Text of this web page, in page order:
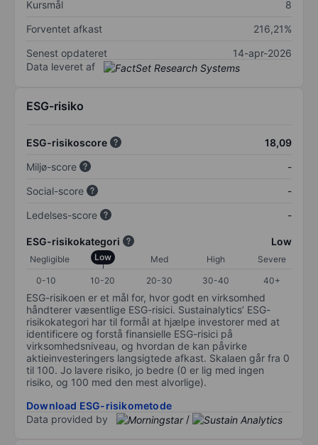
Kursmål
8
Forventet afkast
216,21%
Senest opdateret
14-apr-2026
Data leveret af
ESG-risiko
ESG-risikoscore
18,09
Miljø-score
-
Social-score
-
Ledelses-score
-
ESG-risikokategori Low
Negligible Low Med High
Severe
0-10
10-20 20-30 30-40 40+
ESG-risikoen er et mål for, hvor godt en virksomhed
håndterer væsentlige ESG-risici. Sustainalytics’ ESG-
risikokategori har til formål at hjælpe investorer med at
identificere og forstå finansielle ESG-risici på
virksomhedsniveau, og hvordan de kan påvirke
aktieinvesteringers langsigtede afkast. Skalaen går fra 0
til 100. Jo lavere risiko, jo bedre (0 er lig med ingen
risiko, og 100 med den mest alvorlige).
Download ESG-risikometode
Data provided by
/